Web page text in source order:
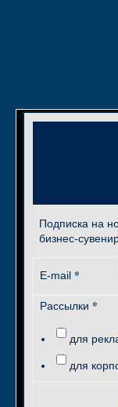
Подписка на
бизнес-
E-mail *
Рассылки *
для
для